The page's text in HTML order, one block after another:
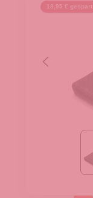
18,95 € gespart